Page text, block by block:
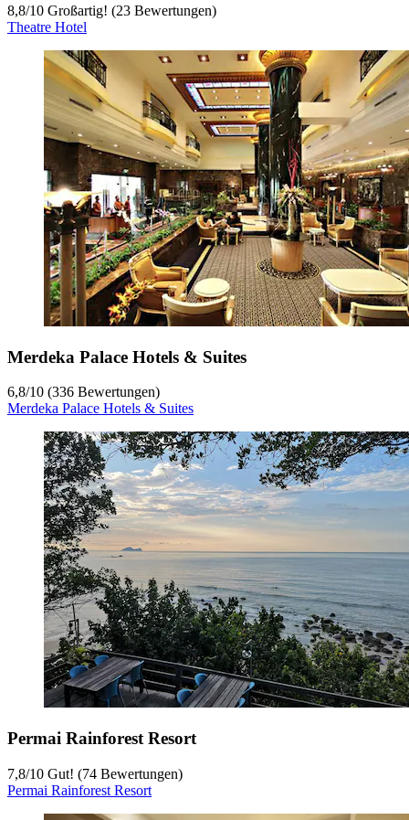
8,8/10 Großartig! (23 Bewertungen)
Theatre Hotel
Merdeka Palace Hotels & Suites
6,8/10 (336 Bewertungen)
Merdeka Palace Hotels & Suites
Permai Rainforest Resort
7,8/10 Gut! (74 Bewertungen)
Permai Rainforest Resort